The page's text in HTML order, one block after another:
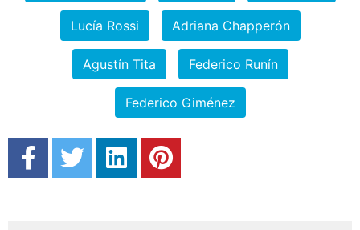
Lucía Rossi Adriana Chapperón
Agustín Tita Federico Runín
Federico Giménez